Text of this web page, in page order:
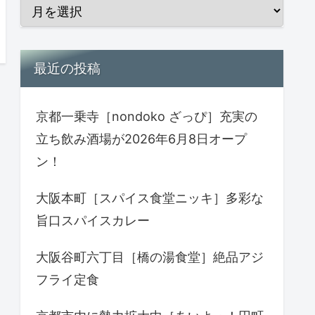
最近の投稿
京都一乗寺［nondoko ざっぴ］充実の
立ち飲み酒場が2026年6月8日オープ
ン！
大阪本町［スパイス食堂ニッキ］多彩な
旨口スパイスカレー
大阪谷町六丁目［橋の湯食堂］絶品アジ
フライ定食